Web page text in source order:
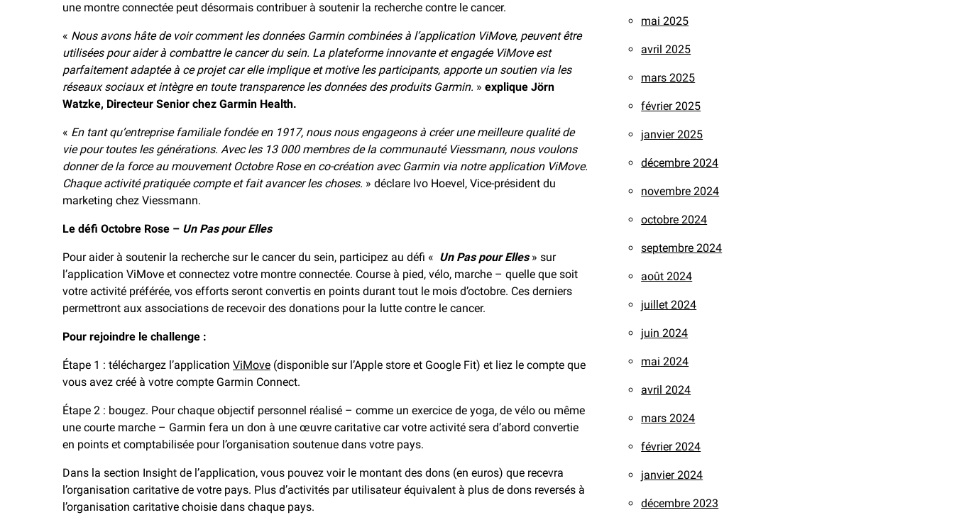
une montre connectée peut désormais contribuer à soutenir la recherche contre le cancer.
« Nous avons hâte de voir comment les données Garmin combinées à l’application ViMove, peuvent être
utilisées pour aider à combattre le cancer du sein. La plateforme innovante et engagée ViMove est
parfaitement adaptée à ce projet car elle implique et motive les participants, apporte un soutien via les
réseaux sociaux et intègre en toute transparence les données des produits Garmin. » explique Jörn
Watzke, Directeur Senior chez Garmin Health.
« En tant qu’entreprise familiale fondée en 1917, nous nous engageons à créer une meilleure qualité de
vie pour toutes les générations. Avec les 13 000 membres de la communauté Viessmann, nous voulons
donner de la force au mouvement Octobre Rose en co-création avec Garmin via notre application ViMove.
Chaque activité pratiquée compte et fait avancer les choses. » déclare Ivo Hoevel, Vice-président du
marketing chez Viessmann.
Le défi Octobre Rose – Un Pas pour Elles
Pour aider à soutenir la recherche sur le cancer du sein, participez au défi « Un Pas pour Elles» sur
l’application ViMove et connectez votre montre connectée. Course à pied, vélo, marche – quelle que soit
votre activité préférée, vos efforts seront convertis en points durant tout le mois d’octobre. Ces derniers
permettront aux associations de recevoir des donations pour la lutte contre le cancer.
Pour rejoindre le challenge :
Étape 1 : téléchargez l’application ViMove (disponible sur l’Apple store et Google Fit) et liez le compte que
vous avez créé à votre compte Garmin Connect.
Étape 2 : bougez. Pour chaque objectif personnel réalisé – comme un exercice de yoga, de vélo ou même
une courte marche – Garmin fera un don à une œuvre caritative car votre activité sera d’abord convertie
en points et comptabilisée pour l’organisation soutenue dans votre pays.
Dans la section Insight de l’application, vous pouvez voir le montant des dons (en euros) que recevra
l’organisation caritative de votre pays. Plus d’activités par utilisateur équivalent à plus de dons reversés à
l’organisation caritative choisie dans chaque pays.
mai 2025
avril 2025
mars 2025
février 2025
janvier 2025
décembre 2024
novembre 2024
octobre 2024
septembre 2024
août 2024
juillet 2024
juin 2024
mai 2024
avril 2024
mars 2024
février 2024
janvier 2024
décembre 2023